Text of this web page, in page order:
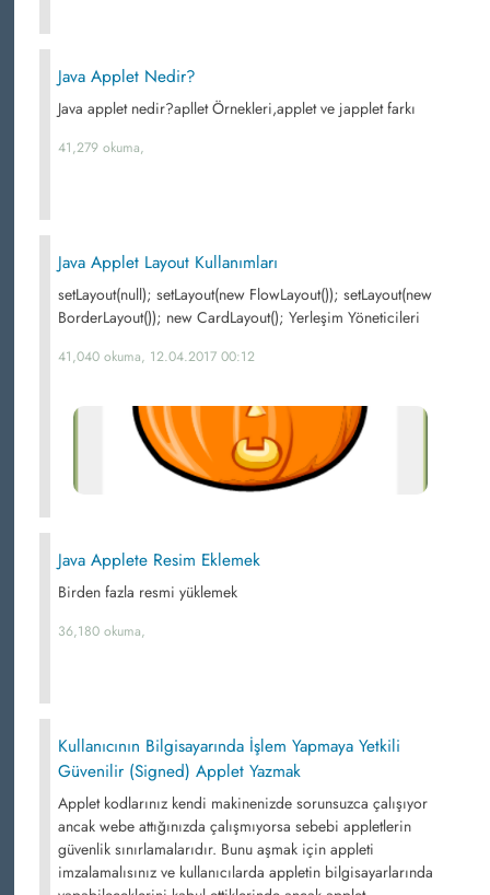
Java Applet Nedir?
Java applet nedir?apllet Örnekleri,applet ve japplet farkı
41,279 okuma,
Java Applet Layout Kullanımları
setLayout(null); setLayout(new FlowLayout()); setLayout(new
BorderLayout()); new CardLayout(); Yerleşim Yöneticileri
41,040 okuma, 12.04.2017 00:12
Java Applete Resim Eklemek
Birden fazla resmi yüklemek
36,180 okuma,
Kullanıcının Bilgisayarında İşlem Yapmaya Yetkili
Güvenilir (Signed) Applet Yazmak
Applet kodlarınız kendi makinenizde sorunsuzca çalışıyor
ancak webe attığınızda çalışmıyorsa sebebi appletlerin
güvenlik sınırlamalarıdır. Bunu aşmak için appleti
imzalamalısınız ve kullanıcılarda appletin bilgisayarlarında